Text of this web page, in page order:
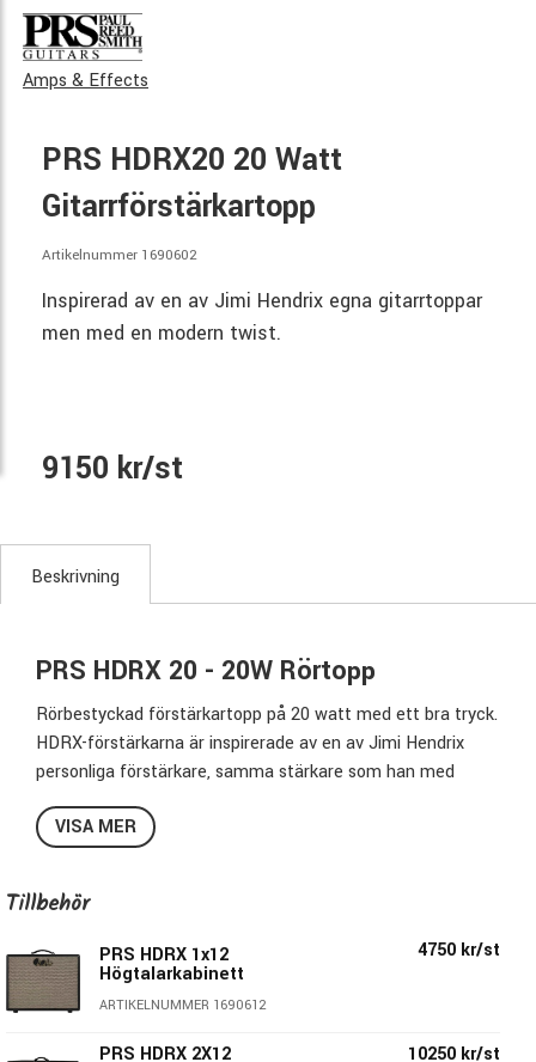
Amps & Effects
PRS HDRX20 20 Watt
Gitarrförstärkartopp
Artikelnummer 1690602
Inspirerad av en av Jimi Hendrix egna gitarrtoppar
men med en modern twist.
9150 kr/st
Beskrivning
PRS HDRX 20 - 20W Rörtopp
Rörbestyckad förstärkartopp på 20 watt med ett bra tryck.
HDRX-förstärkarna är inspirerade av en av Jimi Hendrix
personliga förstärkare, samma stärkare som han med
största sannolikhet använde på Woodstock 1969. Just
denna stärkare fick Paul Reed Smith & Doug Sewell som är
2018. Med fokus på soundet den toppen levererade
skapade man HDRX-topparna HDRX50 och HDRX100. Nu
finns en 20 Watts version - HDRX20! PRS har verkligen
lyckats få fram en nyskapande, innovativ och modern
rörtopp men som har det eftertraktade soundet som
VISA MER
Tillbehör
PRS HDRX 1x12
Högtalarkabinett
ARTIKELNUMMER 1690612
4750 kr/st
PRS HDRX 2X12 10250 kr/st